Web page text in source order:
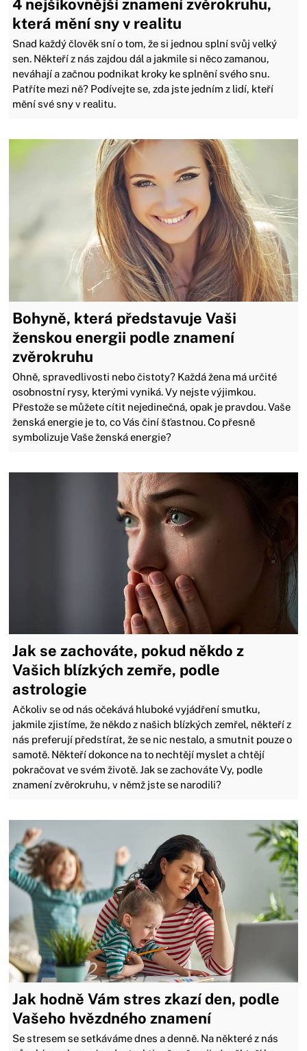
4 nejšikovnější znamení zvěrokruhu,
která mění sny v realitu
Snad každý člověk sní o tom, že si jednou splní svůj velký
sen. Někteří z nás zajdou dál a jakmile si něco zamanou,
neváhají a začnou podnikat kroky ke splnění svého snu.
Patříte mezi ně? Podívejte se, zda jste jedním z lidí, kteří
mění své sny v realitu.
Bohyně, která představuje Vaši
ženskou energii podle znamení
zvěrokruhu
​​​​​​​Ohně, spravedlivosti nebo čistoty? Každá žena má určité
osobnostní rysy, kterými vyniká. Vy nejste výjimkou.
Přestože se můžete cítit nejedinečná, opak je pravdou. Vaše
ženská energie je to, co Vás činí šťastnou. Co přesně
symbolizuje Vaše ženská energie?
Jak se zachováte, pokud někdo z
Vašich blízkých zemře, podle
astrologie
Ačkoliv se od nás očekává hluboké vyjádření smutku,
jakmile zjistíme, že někdo z našich blízkých zemřel, někteří z
nás preferují předstírat, že se nic nestalo, a smutnit pouze o
samotě. Někteří dokonce na to nechtějí myslet a chtějí
pokračovat ve svém životě. Jak se zachováte Vy, podle
znamení zvěrokruhu, v němž jste se narodili?
Jak hodně Vám stres zkazí den, podle
Vašeho hvězdného znamení
Se stresem se setkáváme dnes a denně. Na některé z nás